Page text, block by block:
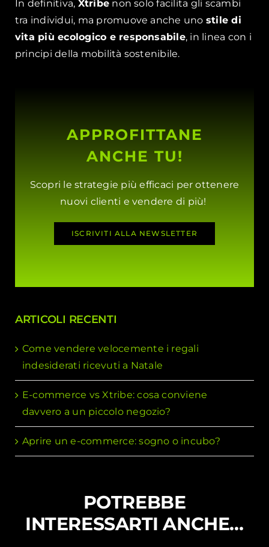
In definitiva, Xtribe non solo facilita gli scambi
tra individui, ma promuove anche uno stile di
vita più ecologico e responsabile, in linea con i
principi della mobilità sostenibile.
APPROFITTANE
ANCHE TU!
Scopri le strategie più efficaci per ottenere
nuovi clienti e vendere di più!
ISCRIVITI ALLA NEWSLETTER
ARTICOLI RECENTI
Come vendere velocemente i regali
indesiderati ricevuti a Natale
E-commerce vs Xtribe: cosa conviene
davvero a un piccolo negozio?
Aprire un e-commerce: sogno o incubo?
POTREBBE
INTERESSARTI ANCHE…